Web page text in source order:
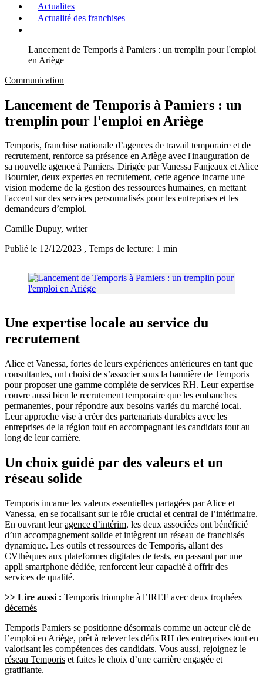
Actualites
Actualité des franchises
Lancement de Temporis à Pamiers : un tremplin pour l'emploi
en Ariège
Communication
Lancement de Temporis à Pamiers : un
tremplin pour l'emploi en Ariège
Temporis, franchise nationale d’agences de travail temporaire et de
recrutement, renforce sa présence en Ariège avec l'inauguration de
sa nouvelle agence à Pamiers. Dirigée par Vanessa Fanjeaux et Alice
Bournier, deux expertes en recrutement, cette agence incarne une
vision moderne de la gestion des ressources humaines, en mettant
l'accent sur des services personnalisés pour les entreprises et les
demandeurs d’emploi.
Camille Dupuy, writer
Publié le 12/12/2023 , Temps de lecture: 1 min
Une expertise locale au service du
recrutement
Alice et Vanessa, fortes de leurs expériences antérieures en tant que
consultantes, ont choisi de s’associer sous la bannière de Temporis
pour proposer une gamme complète de services RH. Leur expertise
couvre aussi bien le recrutement temporaire que les embauches
permanentes, pour répondre aux besoins variés du marché local.
Leur approche vise à créer des partenariats durables avec les
entreprises de la région tout en accompagnant les candidats tout au
long de leur carrière.
Un choix guidé par des valeurs et un
réseau solide
Temporis incarne les valeurs essentielles partagées par Alice et
Vanessa, en se focalisant sur le rôle crucial et central de l’intérimaire.
En ouvrant leuragence d’intérim, les deux associées ont bénéficié
d’un accompagnement solide et intègrent un réseau de franchisés
dynamique. Les outils et ressources de Temporis, allant des
CVthèques aux plateformes digitales de tests, en passant par une
appli smartphone dédiée, renforcent leur capacité à offrir des
services de qualité.
>> Lire aussi : Temporis triomphe à l’IREF avec deux trophées
décernés
Temporis Pamiers se positionne désormais comme un acteur clé de
l’emploi en Ariège, prêt à relever les défis RH des entreprises tout en
valorisant les compétences des candidats. Vous aussi, rejoignez le
réseau Temporis et faites le choix d’une carrière engagée et
gratifiante.